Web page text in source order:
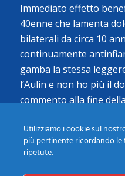
Immediato effetto
40enne che lamenta
bilaterali da circa 10
continuamente
gamba la stessa
l’Aulin e non ho più il
commento alla fine
Alessandro (Tree
Utilizziamo i cookie sul
più pertinente ricordando le
ripetute.